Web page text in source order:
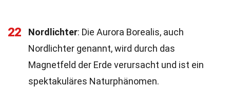
22 Nordlichter: Die Aurora Borealis, auch
Nordlichter genannt, wird durch das
Magnetfeld der Erde verursacht und ist ein
spektakuläres Naturphänomen.